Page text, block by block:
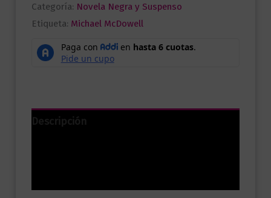
Categoría: Novela Negra y Suspenso
Etiqueta: Michael McDowell
Descripción